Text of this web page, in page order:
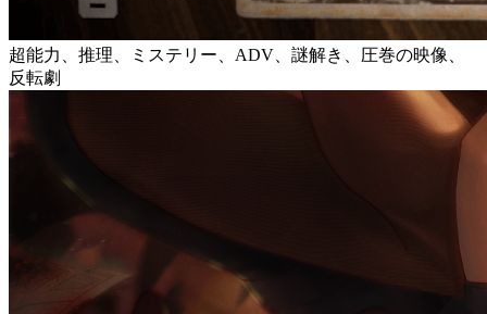
超能力、推理、ミステリー、ADV、謎解き、圧巻の映像、
反転劇